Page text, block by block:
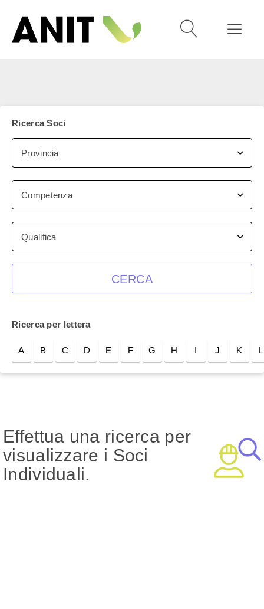
Ricerca Soci
Provincia
Competenza
Qualifica
CERCA
Ricerca per lettera
A B C D E F G H I J K L
Effettua una ricerca per
visualizzare i Soci
Individuali.